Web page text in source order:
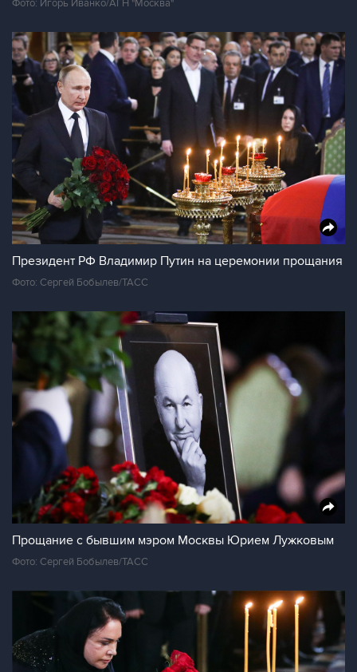
Фото: Игорь Иванко/АГН "Москва"
Президент РФ Владимир Путин на церемонии прощания
Фото: Сергей Бобылев/ТАСС
Прощание с бывшим мэром Москвы Юрием Лужковым
Фото: Сергей Бобылев/ТАСС